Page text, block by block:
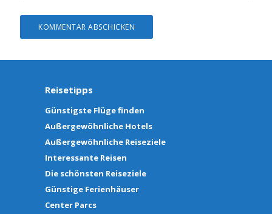
Reisetipps
Günstigste Flüge finden
Außergewöhnliche Hotels
Außergewöhnliche Reiseziele
Interessante Reisen
Die schönsten Reiseziele
Günstige Ferienhäuser
Center Parcs